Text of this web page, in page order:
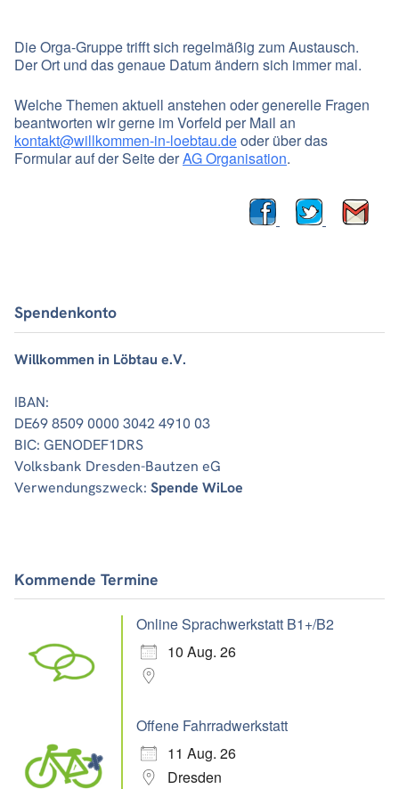
Die Orga-Gruppe trifft sich regelmäßig zum Austausch.
Der Ort und das genaue Datum ändern sich immer mal.
Welche Themen aktuell anstehen oder generelle Fragen
beantworten wir gerne im Vorfeld per Mail an
kontakt@willkommen-in-loebtau.deoder über das
Formular auf der Seite derAG Organisation.
Spendenkonto
Willkommen in Löbtau e.V.
IBAN:
DE69 8509 0000 3042 4910 03
BIC: GENODEF1DRS
Volksbank Dresden-Bautzen eG
Verwendungszweck: Spende WiLoe
Kommende Termine
Online Sprachwerkstatt B1+/B2
10 Aug. 26
Offene Fahrradwerkstatt
11 Aug. 26
Dresden